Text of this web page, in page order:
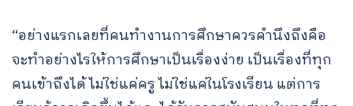
“อย่างแรกเลยที่คนทำงานการศึกษาควรคำนึงถึงคือ
จะทำอย่างไรให้การศึกษาเป็นเรื่องง่าย เป็นเรื่องที่ทุก
คนเข้าถึงได้ ไม่ใช่แค่ครู ไม่ใช่แค่ในโรงเรียน แต่การ